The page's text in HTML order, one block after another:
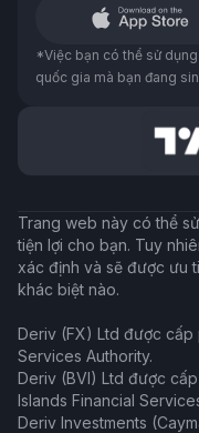
*Việc bạn có thể sử
quốc gia mà bạn đang
Trang web này có thể
tiện lợi cho bạn. Tuy
xác định và sẽ được ưu
khác biệt nào.
Deriv (FX) Ltd được cấp
Services Authority.
Deriv (BVI) Ltd được
Islands Financial
Deriv Investments